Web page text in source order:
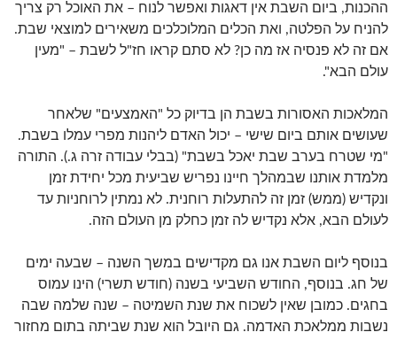
ההכנות, ביום השבת אין דאגות ואפשר לנוח – את האוכל רק צריך
להניח על הפלטה, ואת הכלים המלוכלכים משאירים למוצאי שבת.
אם זה לא פנסיה אז מה כן? לא סתם קראו חז"ל לשבת – "מעין
עולם הבא".
המלאכות האסורות בשבת הן בדיוק כל "האמצעים" שלאחר
שעושים אותם ביום שישי – יכול האדם ליהנות מפרי עמלו בשבת.
"מי שטרח בערב שבת יאכל בשבת" (בבלי עבודה זרה ג.). התורה
מלמדת אותנו שבמהלך חיינו נפריש שביעית מכל יחידת זמן
ונקדיש (ממש) זמן זה להתעלות רוחנית. לא נמתין לרוחניות עד
לעולם הבא, אלא נקדיש לה זמן כחלק מן העולם הזה.
בנוסף ליום השבת אנו גם מקדישים במשך השנה – שבעה ימים
של חג. בנוסף, החודש השביעי בשנה (חודש תשרי) הינו עמוס
בחגים. כמובן שאין לשכוח את שנת השמיטה – שנה שלמה שבה
נשבות ממלאכת האדמה. גם היובל הוא שנת שביתה בתום מחזור